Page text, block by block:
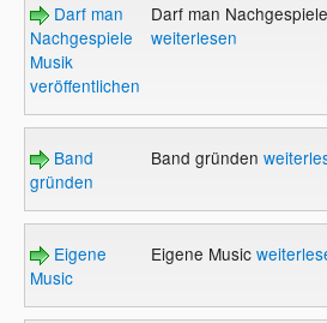
Darf man
Nachgespiele
Musik
veröffentlichen?
Darf man
weiterlesen
Band
gründen
Band gründen
Eigene
Music
Eigene Music